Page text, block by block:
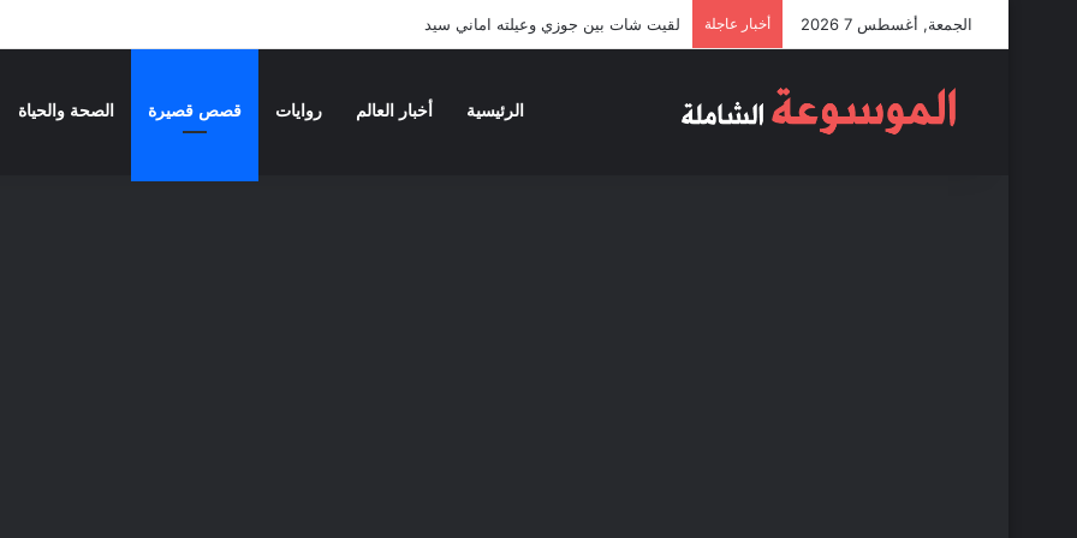
الجمعة, أغسطس 7 2026 أخبار عاجلة لقيت شات بين جوزي وعيلته اماني سيد
الرئيسية أخبار العالم روايات قصص قصيرة الصحة والحياة